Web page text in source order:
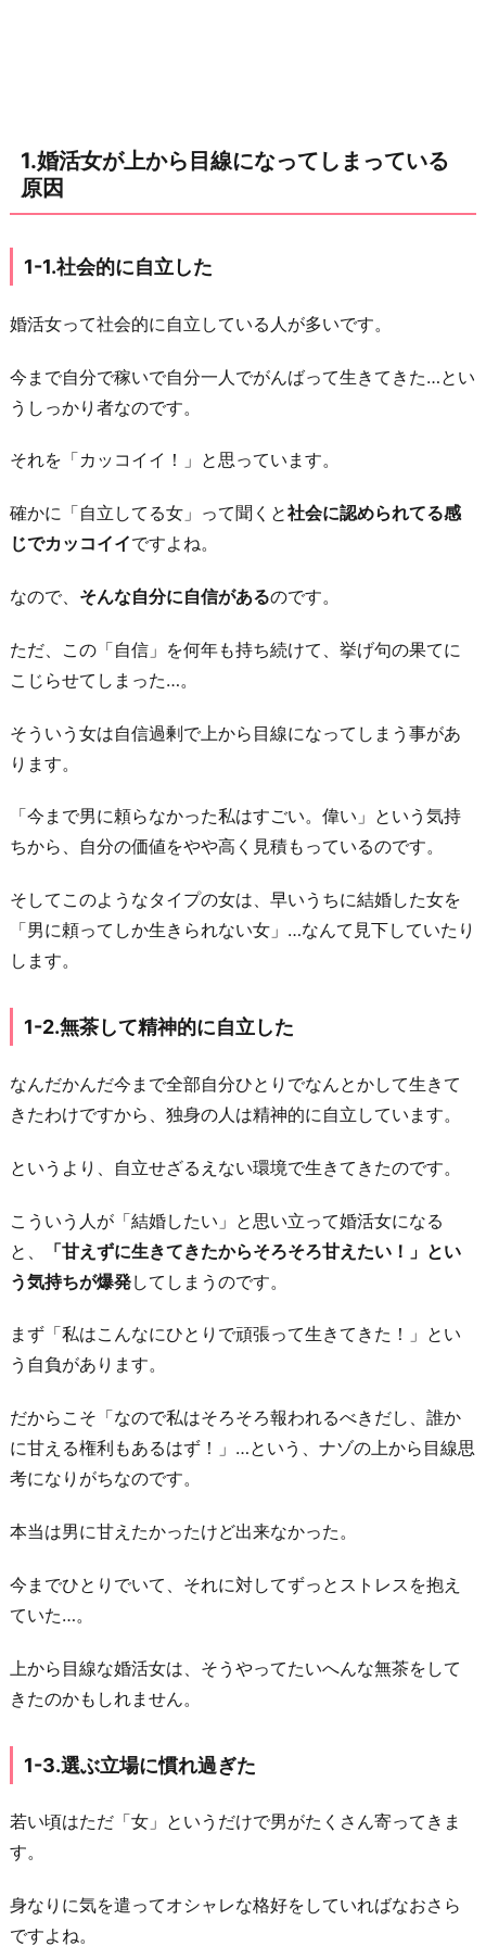
い
る
原
1
社
会
に
立
し
た
-
2.
茶
し
的
に
自
し
1
-
選
立
場
に
慣
れ
ぎ
た
1
4.
ド
を
り
い
5.
1.婚活女が上から目線になってしまっている
原因
1-1.社会的に自立した
婚活女って社会的に自立している人が多いです。
今まで自分で稼いで自分一人でがんばって生きてきた…とい
うしっかり者なのです。
それを「カッコイイ！」と思っています。
確かに「自立してる女」って聞くと社会に認められてる感
じでカッコイイですよね。
なので、 そんな自分に自信があるのです。
ただ、この「自信」を何年も持ち続けて、挙げ句の果てに
こじらせてしまった…。
そういう女は自信過剰で上から目線になってしまう事があ
ります。
「今まで男に頼らなかった私はすごい。偉い」という気持
ちから、自分の価値をやや高く見積もっているのです。
そしてこのようなタイプの女は、早いうちに結婚した女を
「男に頼ってしか生きられない女」…なんて見下していたり
します。
1-2.無茶して精神的に自立した
なんだかんだ今まで全部自分ひとりでなんとかして生きて
きたわけですから、独身の人は精神的に自立しています。
というより、自立せざるえない環境で生きてきたのです。
こういう人が「結婚したい」と思い立って婚活女になる
と、
「甘えずに生きてきたからそろそろ甘えたい！」とい
う気持ちが爆発してしまうのです。
まず「私はこんなにひとりで頑張って生きてきた！」とい
う自負があります。
だからこそ「なので私はそろそろ報われるべきだし、誰か
に甘える権利もあるはず！」…という、ナゾの上から目線思
考になりがちなのです。
本当は男に甘えたかったけど出来なかった。
今までひとりでいて、それに対してずっとストレスを抱え
ていた…。
上から目線な婚活女は、そうやってたいへんな無茶をして
きたのかもしれません。
1-3.選ぶ立場に慣れ過ぎた
若い頃はただ「女」というだけで男がたくさん寄ってきま
す。
身なりに気を遣ってオシャレな格好をしていればなおさら
ですよね。